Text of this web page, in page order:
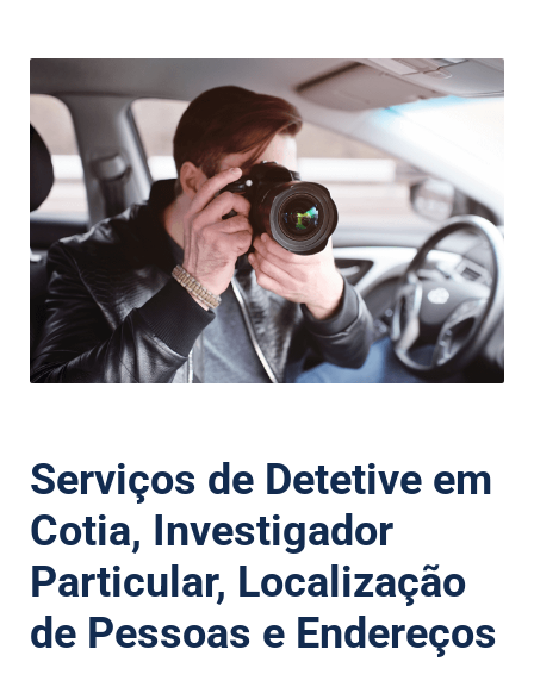
Serviços de Detetive em
Cotia, Investigador
Particular, Localização
de Pessoas e Endereços